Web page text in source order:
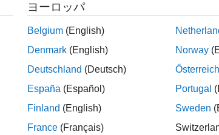
関数宣言でstaticストレージ クラス指定子が使
るこの関数の再宣言は、
指定子がなくて
キーワードを明示的に指定しな
ます。
Polyspace実装
Polyspace ®は、staticリンクをもつ関数が宣言
ヨーロッパ
Belgium (English)
Denmark (English)
Deutschland (Deutsch)
España (Español)
Finland (English)
France (Français)
Norway
Österreich
Portugal
Sweden